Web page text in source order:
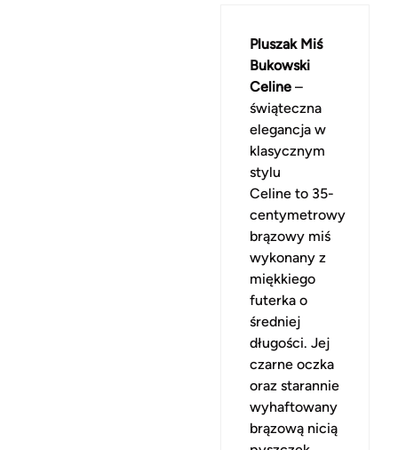
Pluszak Miś
Bukowski
Celine –
świąteczna
elegancja w
klasycznym
stylu
Celine to 35-
centymetrowy
brązowy miś
wykonany z
miękkiego
futerka o
średniej
długości. Jej
czarne oczka
oraz starannie
wyhaftowany
brązową nicią